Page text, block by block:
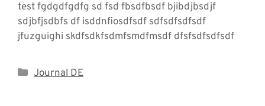
test fgdgdfgdfg sd fsd fbsdfbsdf bjibdjbsdjf
sdjbfjsdbfs df isddnfiosdfsdf sdfsdfsdfsdf
jfuzguighi skdfsdkfsdmfsmdfmsdf dfsfsdfsdfsdf
Kategorien
Journal DE